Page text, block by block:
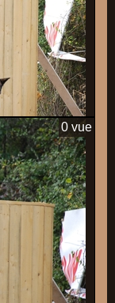
0 vue